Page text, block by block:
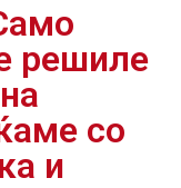
решиле
со
и